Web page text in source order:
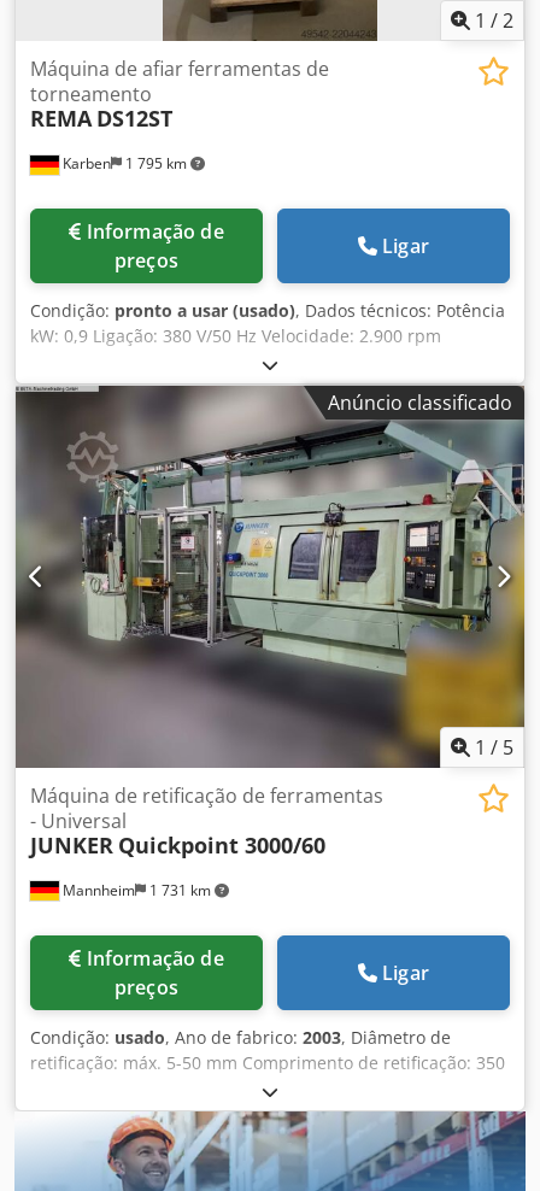
1 /2
Karben 1 795 km
Máquina de afiar ferramentas de
torneamento
REMA DS12ST
preços
Ligar
Condição: pronto a usar (usado), Dados técnicos: Potência
kW: 0,9 Ligação: 380 V/50 Hz Velocidade: 2.900 rpm
Dimensões dos discos: 175/60/51 Peso: 117 kg
Equipamento: Crjdjza Dwxopfx Adysf - 2 mesas ATS (mesa
oscilante com mola) - 2 discos diamantados em forma de
copo 175x60x51 mm - Versão com suporte
Anúncio classificado
1 / 5
Mannheim 1 731 km
Máquina de retificação de ferramentas
- Universal
JUNKER Quickpoint 3000/60
preços
Ligar
Condição: usado, Ano de fabrico: 2003, Diâmetro de
retificação: máx. 5-50 mm Comprimento de retificação: 350
mm Comprimento da peça de trabalho: 50-300 mm
Diâmetro: 5-50 mm Potência: 70 kVA Controlo: Siemens
Sinumerik 840D Peso da máquina: aprox. 9 t Espaço
necessário: aprox. 3300x2950x2400 m Alimentação de